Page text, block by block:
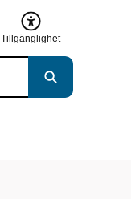
Tillgänglighet